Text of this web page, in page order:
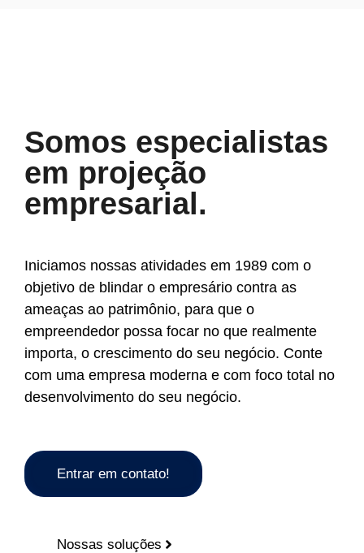
Somos especialistas
em projeção
empresarial.
Iniciamos nossas atividades em 1989 com o
objetivo de blindar o empresário contra as
ameaças ao patrimônio, para que o
empreendedor possa focar no que realmente
importa, o crescimento do seu negócio. Conte
com uma empresa moderna e com foco total no
desenvolvimento do seu negócio.
Entrar em contato!
Nossas soluções